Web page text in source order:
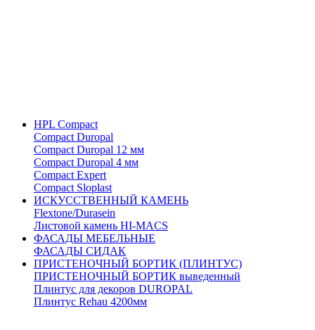
HPL Compact
Compact Duropal
Compact Duropal 12 мм
Compact Duropal 4 мм
Compact Expert
Compact Sloplast
ИСКУССТВЕННЫЙ КАМЕНЬ
Flextone/Durasein
Листовой камень HI-MACS
ФАСАДЫ МЕБЕЛЬНЫЕ
ФАСАДЫ СИДАК
ПРИСТЕНОЧНЫЙ БОРТИК (ПЛИНТУС)
ПРИСТЕНОЧНЫЙ БОРТИК выведенный
Плинтус для декоров DUROPAL
Плинтус Rehau 4200мм